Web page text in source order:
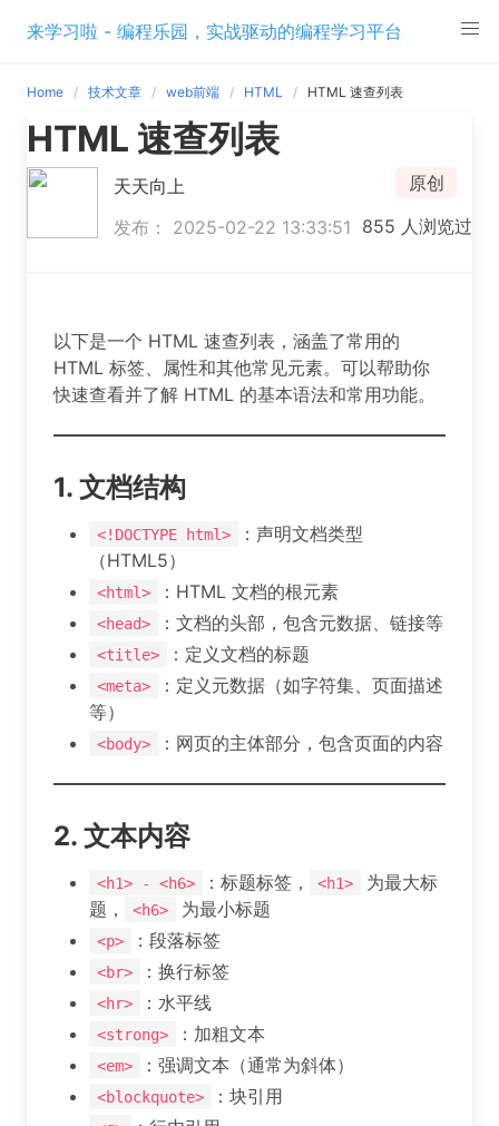
来学习啦 - 编程乐园，实战驱动的编程学习平台
Home 技术文章 web前端 HTML HTML 速查列表
HTML 速查列表
天天向上
发布： 2025-02-22 13:33:51
原创
855 人浏览过
以下是一个 HTML 速查列表，涵盖了常用的
HTML 标签、属性和其他常见元素。可以帮助你
快速查看并了解 HTML 的基本语法和常用功能。
1. 文档结构
<!DOCTYPE html>
：声明文档类型
（HTML5）
<html> ：HTML 文档的根元素
<head> ：文档的头部，包含元数据、链接等
<title> ：定义文档的标题
<meta>
：定义元数据（如字符集、页面描述
等）
<body> ：网页的主体部分，包含页面的内容
2. 文本内容
<h1> - <h6> ：标题标签， <h1>
为最大标
题，
<h6> 为最小标题
<p> ：段落标签
<br> ：换行标签
<hr> ：水平线
<strong> ：加粗文本
<em> ：强调文本（通常为斜体）
<blockquote> ：块引用